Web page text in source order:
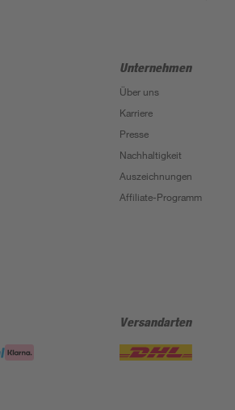
Unternehmen
Über uns
Karriere
Presse
Nachhaltigkeit
Auszeichnungen
Affiliate-Programm
Versandarten